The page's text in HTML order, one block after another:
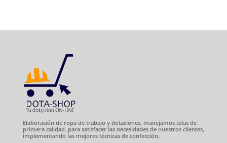
Elaboración de ropa de trabajo y dotaciones. manejamos telas de
primera calidad. para satisfacer las necesidades de nuestros clientes,
implementando las mejores técnicas de confección.